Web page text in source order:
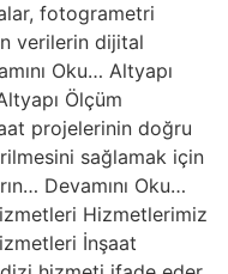
fotogrametri
verilerin dijital
Oku… Altyapı
Ölçüm
projelerinin doğru
sağlamak için
Devamını Oku…
Hizmetlerimiz
İnşaat